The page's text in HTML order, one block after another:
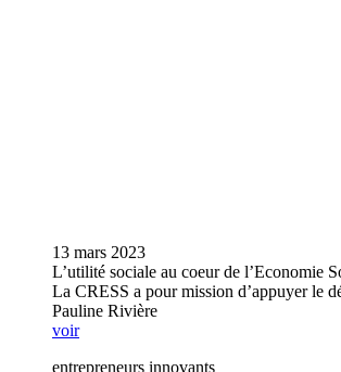
13 mars 2023
L’utilité sociale au coeur de l’Economie
La CRESS a pour mission d’appuyer le
Pauline Rivière
voir
entrepreneurs innovants